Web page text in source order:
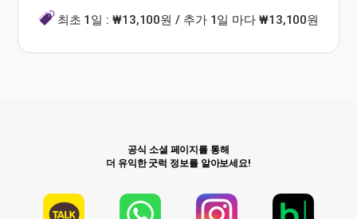
최초 1일 : ₩13,100원 / 추가 1일 마다 ₩13,100원
공식 소셜 페이지를 통해
더 유익한 굿럭 정보를 알아보세요!